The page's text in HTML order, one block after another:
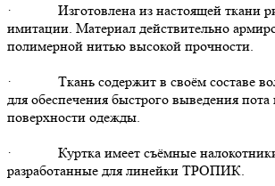
· Изготовлена из настоящей ткани
имитации. Материал действительно
полимерной нитью высокой прочности.
· Ткань содержит в своём составе
для обеспечения быстрого выведения пота
поверхности одежды.
· Куртка имеет съёмные
разработанные для линейки ТРОПИК.